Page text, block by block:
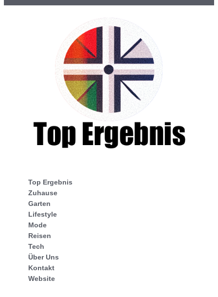
Top Ergebnis
Zuhause
Garten
Lifestyle
Mode
Reisen
Tech
Über Uns
Kontakt
Website